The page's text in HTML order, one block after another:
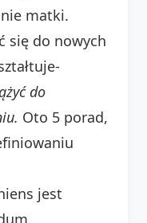
matki.
się do nowych
do
Oto 5 porad,
jest